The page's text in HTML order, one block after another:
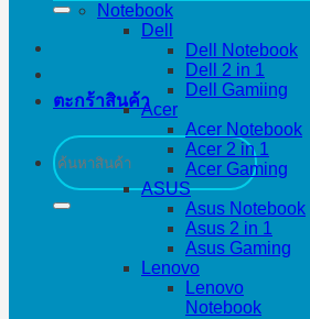
ตะกร้าสินค้า
ค้นหา:
Notebook
Dell
Dell Notebook
Dell 2 in 1
Dell Gamiing
Acer
Acer Notebook
Acer 2 in 1
Acer Gaming
ASUS
Asus Notebook
Asus 2 in 1
Asus Gaming
Lenovo
Lenovo
Notebook